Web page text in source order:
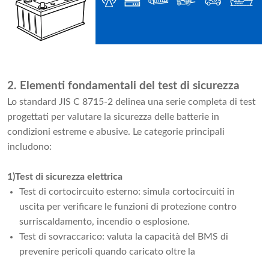
2. Elementi fondamentali del test di sicurezza
Lo standard JIS C 8715-2 delinea una serie completa di test
progettati per valutare la sicurezza delle batterie in
condizioni estreme e abusive. Le categorie principali
includono:
1)Test di sicurezza elettrica
Test di cortocircuito esterno: simula cortocircuiti in
uscita per verificare le funzioni di protezione contro
surriscaldamento, incendio o esplosione.
Test di sovraccarico: valuta la capacità del BMS di
prevenire pericoli quando caricato oltre la